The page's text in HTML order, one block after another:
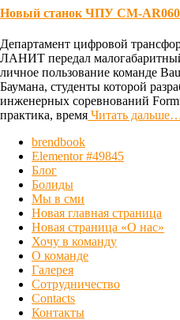
Новый станок ЧПУ CM-
Департамент цифровой
ЛАНИТ передал
личное пользование команде
Баумана, студенты которой
инженерных соревнований
практика, время Читать
brendbook
Elementor #49845
Блог
Болиды
Мы в сми
Новая главная страница
Новая страница «О нас»
Хочу в команду
О команде
Галерея
Сотрудничество
Contacts
Контакты